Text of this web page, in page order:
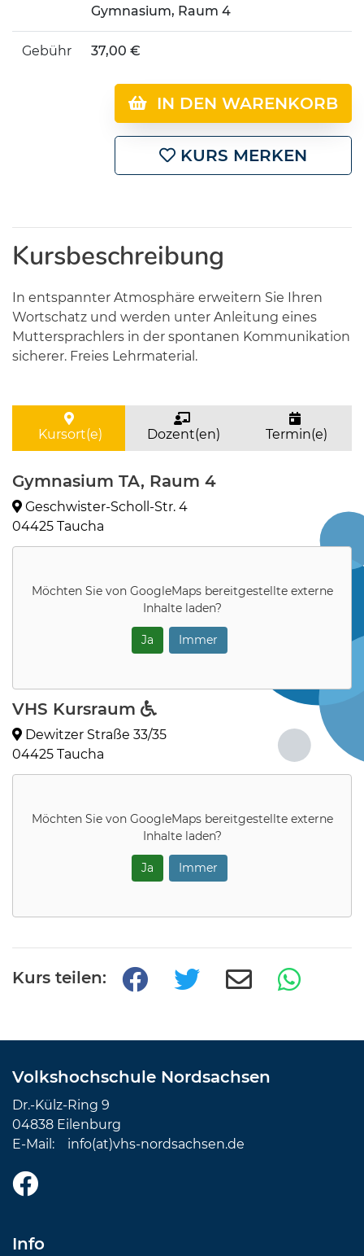
Gymnasium, Raum 4
Gebühr 37,00 €
IN DEN WARENKORB
KURS MERKEN
Kursbeschreibung
In entspannter Atmosphäre erweitern Sie Ihren
Wortschatz und werden unter Anleitung eines
Muttersprachlers in der spontanen Kommunikation
sicherer. Freies Lehrmaterial.
Kursort(e) Dozent(en) Termin(e)
Gymnasium TA, Raum 4
Geschwister-Scholl-Str. 4
04425 Taucha
Möchten Sie von GoogleMapsbereitgestellte externe
Inhalte laden?
Ja Immer
VHS Kursraum
Dewitzer Straße 33/35
04425 Taucha
Möchten Sie von GoogleMapsbereitgestellte externe
Inhalte laden?
Ja Immer
Kurs teilen:
Volkshochschule Nordsachsen
Dr.-Külz-Ring 9
04838 Eilenburg
E-Mail: info(at)vhs-nordsachsen.de
Info